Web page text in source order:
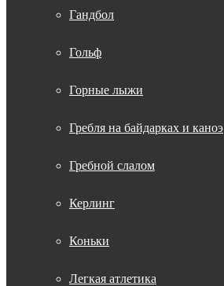
Гандбол
Гольф
Горные лыжи
Гребля на байдарках и каноэ
Гребной слалом
Керлинг
Коньки
Легкая атлетика